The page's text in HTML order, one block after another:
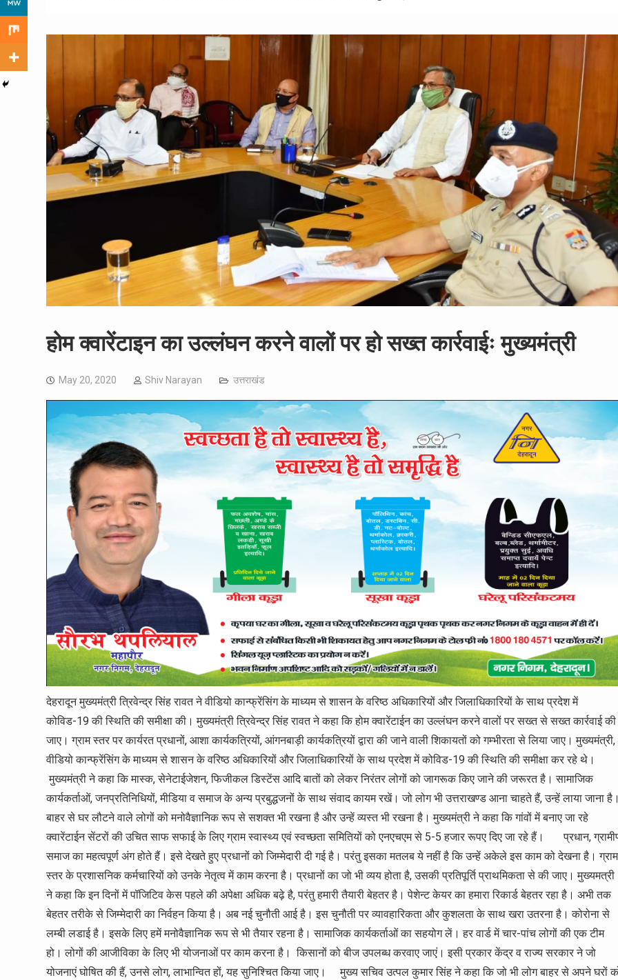
होम क्वारेंटाइन का उल्लंघन करने वालों पर हो सख्त कार्रवाईः मुख्यमंत्री
May 20, 2020 Shiv Narayan उत्तराखंड
देहरादून मुख्यमंत्री त्रिवेन्द्र सिंह रावत ने वीडियो कान्फ्रेंसिंग के माध्यम से शासन के वरिष्ठ अधिकारियों और जिलाधिकारियों के साथ प्रदेश में
कोविड-19 की स्थिति की समीक्षा की। मुख्यमंत्री त्रिवेन्द्र सिंह रावत ने कहा कि होम क्वारेंटाईन का उल्लंघन करने वालों पर सख्त से सख्त कार्रवाई की
जाए। ग्राम स्तर पर कार्यरत प्रधानों, आशा कार्यकत्रियों, आंगनबाड़ी कार्यकत्रियों द्वारा की जाने वाली शिकायतों को गम्भीरता से लिया जाए। मुख्यमंत्री,
वीडियो कान्फ्रेंसिंग के माध्यम से शासन के वरिष्ठ अधिकारियों और जिलाधिकारियों के साथ प्रदेश में कोविड-19 की स्थिति की समीक्षा कर रहे थे।
मुख्यमंत्री ने कहा कि मास्क, सेनेटाईजेशन, फिजीकल डिस्टेंस आदि बातों को लेकर निरंतर लोगों को जागरूक किए जाने की जरूरत है। सामाजिक
कार्यकर्ताओं, जनप्रतिनिधियों, मीडिया व समाज के अन्य प्रबुद्धजनों के साथ संवाद कायम रखें। जो लोग भी उत्तराखण्ड आना चाहते हैं, उन्हें लाया जाना
बाहर से घर लौटने वाले लोगों को मनोवैज्ञानिक रूप से सशक्त भी रखना है और उन्हें व्यस्त भी रखना है। मुख्यमंत्री ने कहा कि गांवों में बनाए जा रहे
क्वारेंटाईन सेंटरों की उचित साफ सफाई के लिए ग्राम स्वास्थ्य एवं स्वच्छता समितियों को एनएचएम से 5-5 हजार रूपए दिए जा रहे हैं। प्रधान,
समाज का महत्वपूर्ण अंग होते हैं। इसे देखते हुए प्रधानों को जिम्मेदारी दी गई है। परंतु इसका मतलब ये नहीं है कि उन्हें अकेले इस काम को देखना है। ग्राम
स्तर के प्रशासनिक कर्मचारियों को उनके नेतृत्व में काम करना है। प्रधानों का जो भी व्यय होता है, उसकी प्रतिपूर्ति प्राथमिकता से की जाए। मुख्यमत्री
ने कहा कि इन दिनों में पॉजिटिव केस पहले की अपेक्षा अधिक बढ़े है, परंतु हमारी तैयारी बेहतर है। पेशेन्ट केयर का हमारा रिकार्ड बेहतर रहा है। अभी तक
बेहतर तरीके से जिम्मेदारी का निर्वहन किया है। अब नई चुनौती आई है। इस चुनौती पर व्यावहारिकता और कुशलता के साथ खरा उतरना है। कोरोना से
लम्बी लडाई है। इसके लिए हमें मनोवैज्ञानिक रूप से भी तैयार रहना है। सामाजिक कार्यकर्ताओं का सहयोग लें। हर वार्ड में चार-पांच लोगों की एक टीम
हो। लोगों की आजीविका के लिए भी योजनाओं पर काम करना है। किसानों को बीज उपलब्ध करवाए जाएं। इसी प्रकार केंद्र व राज्य सरकार ने जो
योजनाएं घोषित की हैं, उनसे लोग, लाभान्वित हों, यह सुनिश्चित किया जाए। मुख्य सचिव उत्पल कुमार सिंह ने कहा कि जो भी लोग बाहर से अपने घरों